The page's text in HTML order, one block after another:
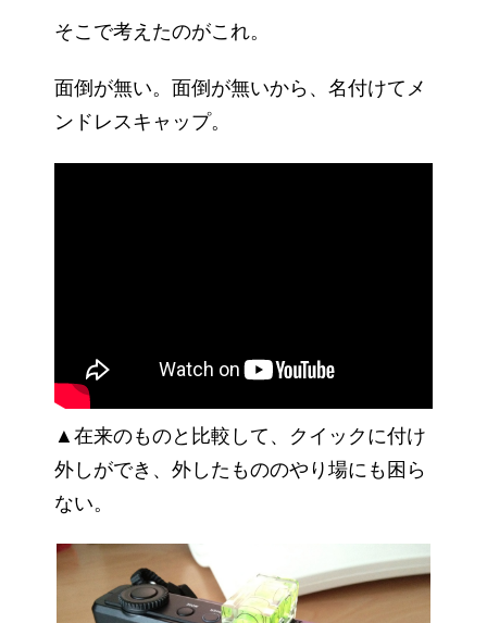
そこで考えたのがこれ。
面倒が無い。面倒が無いから、名付けてメ
ンドレスキャップ。
▲在来のものと比較して、クイックに付け
外しができ、外したもののやり場にも困ら
ない。